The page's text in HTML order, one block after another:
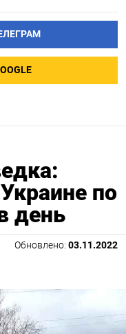
по
день
Обновлено: 03.11.2022